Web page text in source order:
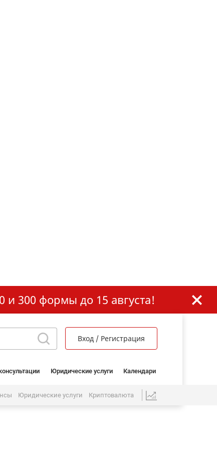
и 300 формы до 15 августа!
Вход / Регистрация
Юридические услуги Календари
Юридические услуги Криптовалюта